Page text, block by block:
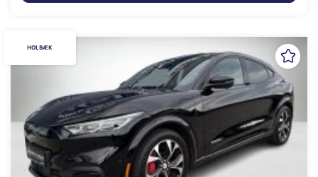
HOLBÆK